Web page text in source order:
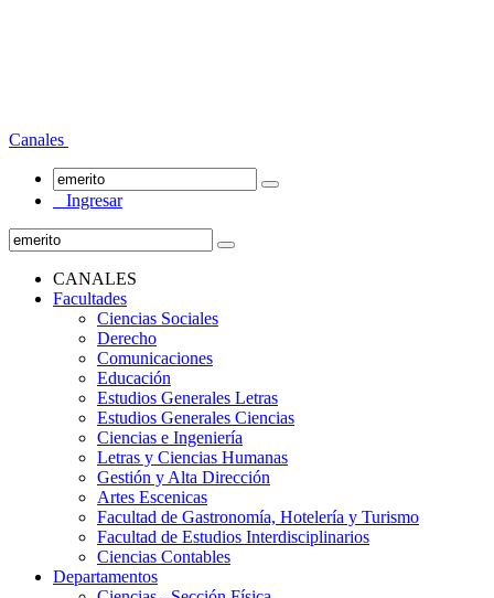
Canales
Ingresar
CANALES
Facultades
Ciencias Sociales
Derecho
Comunicaciones
Educación
Estudios Generales Letras
Estudios Generales Ciencias
Ciencias e Ingeniería
Letras y Ciencias Humanas
Gestión y Alta Dirección
Artes Escenicas
Facultad de Gastronomía, Hotelería y Turismo
Facultad de Estudios Interdisciplinarios
Ciencias Contables
Departamentos